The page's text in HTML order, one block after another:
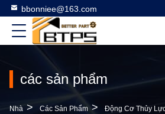
bbonniee@163.com
các sản phẩm
Nhà > Các Sản Phẩm > Động Cơ Thủy